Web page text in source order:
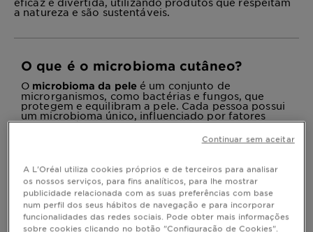
a natureza e são sustentáveis.
O que é o microbioma cutâneo?
O microbioma da pele é um conjunto de
microrganismos, como bactérias e fungos, que
protegem e equilibram a pele. Cada pessoa possui
um microbioma único, influenciado por fatores
como genética, ambiente e alimentação.
Este ecossistema ajuda a defender contra
mais resistente, saudável e radiante, protegendo-se
de agressões externas, como poluição e raios UV.
Um microbioma saudável é essencial para quem
temsensibilidade na cara , pois reduz a irritação e
melhora a resposta da pele a agentes externos.
A L'Oréal utiliza cookies próprios e de terceiros para analisar
os nossos serviços, para fins analíticos, para lhe mostrar
publicidade relacionada com as suas preferências com base
num perfil dos seus hábitos de navegação e para incorporar
funcionalidades das redes sociais. Pode obter mais informações
sobre cookies clicando no botão "Configuração de Cookies".
Continuar sem aceitar